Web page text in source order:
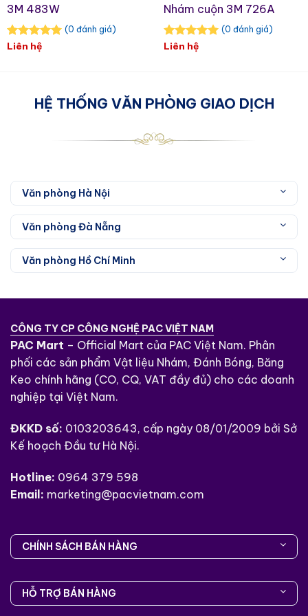
3M 483W
(0 đánh giá)
Liên hệ
Nhám cuộn 3M 726A
(0 đánh giá)
Liên hệ
HỆ THỐNG VĂN PHÒNG GIAO DỊCH
Văn phòng Hà Nội
Văn phòng Đà Nẵng
Văn phòng Hồ Chí Minh
CÔNG TY CP CÔNG NGHỆ PAC VIỆT NAM
PAC Mart – Official Mart của PAC Việt Nam. Phân
phối các sản phẩm Vật liệu Nhám, Đánh Bóng, Băng
Keo chính hãng (CO, CQ, VAT đầy đủ) cho các doanh
nghiệp tại Việt Nam.
ĐKKD số: 0103203643, cấp ngày 08/01/2009 bởi Sở
Kế hoạch Đầu tư Hà Nội.
Hotline: 0964 379 598
Email: marketing@pacvietnam.com
CHÍNH SÁCH BÁN HÀNG
HỖ TRỢ BÁN HÀNG